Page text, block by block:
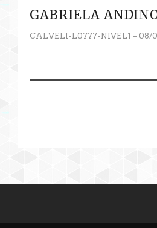
GABRIELA
CALVELI-L0777-NIVEL1 – 08/